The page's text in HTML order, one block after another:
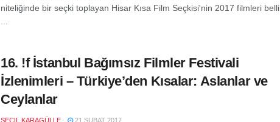
niteliğinde bir seçki toplayan Hisar Kısa Film Seçkisi'nin 2017 filmleri belli
16. !f İstanbul Bağımsız Filmler Festivali
İzlenimleri – Türkiye’den Kısalar: Aslanlar ve
Ceylanlar
SEÇIL KARAGÜLLE 21 ŞUBAT 2017